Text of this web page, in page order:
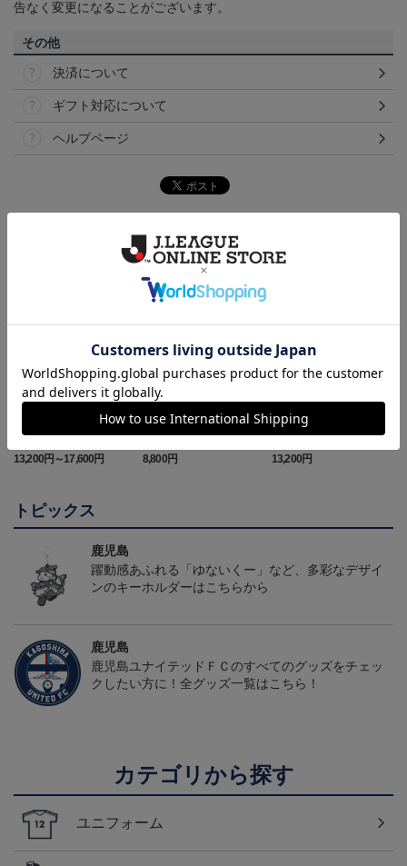
告なく変更になることがございます。
その他
決済について
ギフト対応について
ヘルプページ
ニフォーム（FP1st）
13,200円～17,600円
け】2025オーセンティッ
クユニフォーム FP1st
8,800円
田J2・J3百年構想リーグ
オーセンティックユニフ
13,200円
トピックス
鹿児島
躍動感あふれる「ゆないくー」など、多彩なデザイ
ンのキーホルダーはこちらから
鹿児島
鹿児島ユナイテッドＦＣのすべてのグッズをチェッ
クしたい方に！全グッズ一覧はこちら！
カテゴリから探す
ユニフォーム